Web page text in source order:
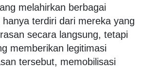
melahirkan berbagai
hanya terdiri dari mereka yang
secara langsung, tetapi
memberikan legitimasi
tersebut, memobilisasi